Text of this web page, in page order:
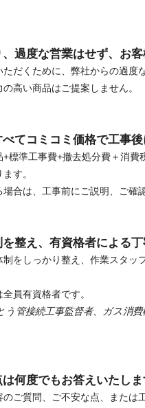
過度な営業はせず、お
だくために、弊社からの過
高い商品はご提案しません。
てコミコミ価格で工事
標準工事費+撤去処分費＋消
す。
合は、工事前にご説明、ご確
整え、有資格者による
をしっかり整え、作業スタ
員有資格者です。
う管接続工事監督者、ガス消
何度でもお答えいたしま
ご質問、ご不安な点、また